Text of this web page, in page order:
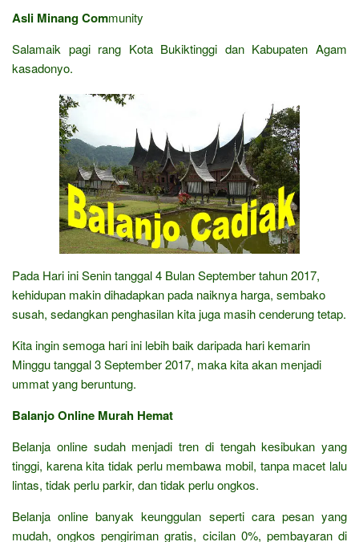
Asli Minang Community
Salamaik pagi rang Kota Bukiktinggi dan Kabupaten Agam
kasadonyo.
Pada Hari ini Senin tanggal 4 Bulan September tahun 2017,
kehidupan makin dihadapkan pada naiknya harga, sembako
susah, sedangkan penghasilan kita juga masih cenderung tetap.
Kita ingin semoga hari ini lebih baik daripada hari kemarin
Minggu tanggal 3 September 2017, maka kita akan menjadi
ummat yang beruntung.
Balanjo Online Murah Hemat
Belanja online sudah menjadi tren di tengah kesibukan yang
tinggi, karena kita tidak perlu membawa mobil, tanpa macet lalu
lintas, tidak perlu parkir, dan tidak perlu ongkos.
Belanja online banyak keunggulan seperti cara pesan yang
mudah, ongkos pengiriman gratis, cicilan 0%, pembayaran di